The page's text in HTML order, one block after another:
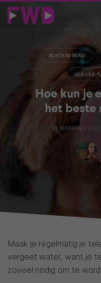
ACHTERGROND
LCD LED
Hoe kun je
het beste
21 DECEMBER 2022
Maak je regelmatig je
vergeet water, want je
zoveel nodig om te